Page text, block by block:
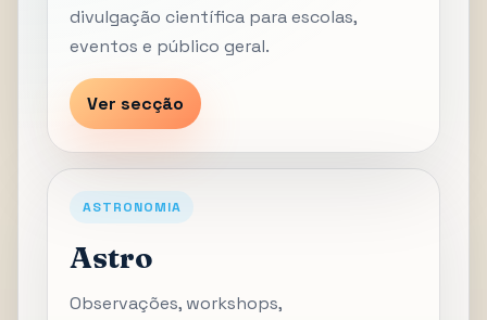
divulgação científica para escolas,
eventos e público geral.
Ver secção
ASTRONOMIA
Astro
Observações, workshops,